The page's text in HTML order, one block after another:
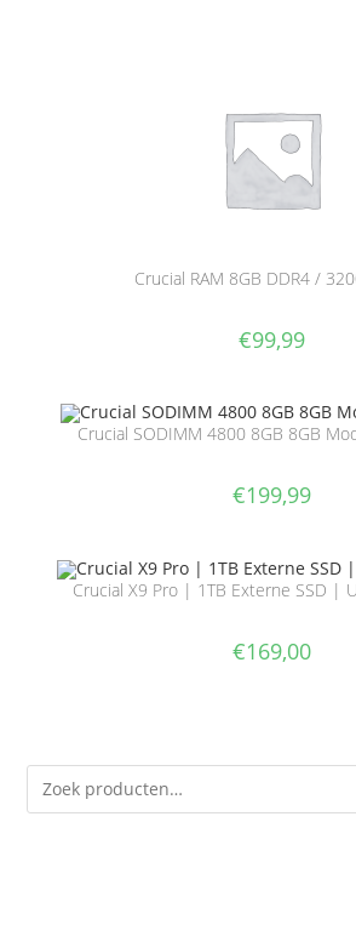
Crucial RAM 8GB DDR4 /
€99,99
Crucial SODIMM 4800 8GB 8GB
€199,99
Crucial X9 Pro | 1TB Externe SSD |
€169,00